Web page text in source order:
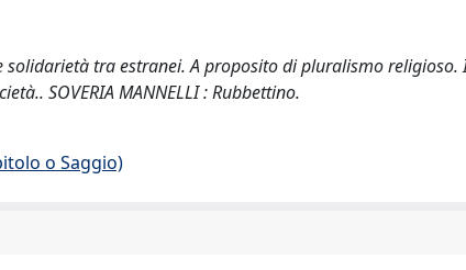
tra estranei. A proposito di pluralismo religioso.
SOVERIA MANNELLI : Rubbettino.
o Saggio)